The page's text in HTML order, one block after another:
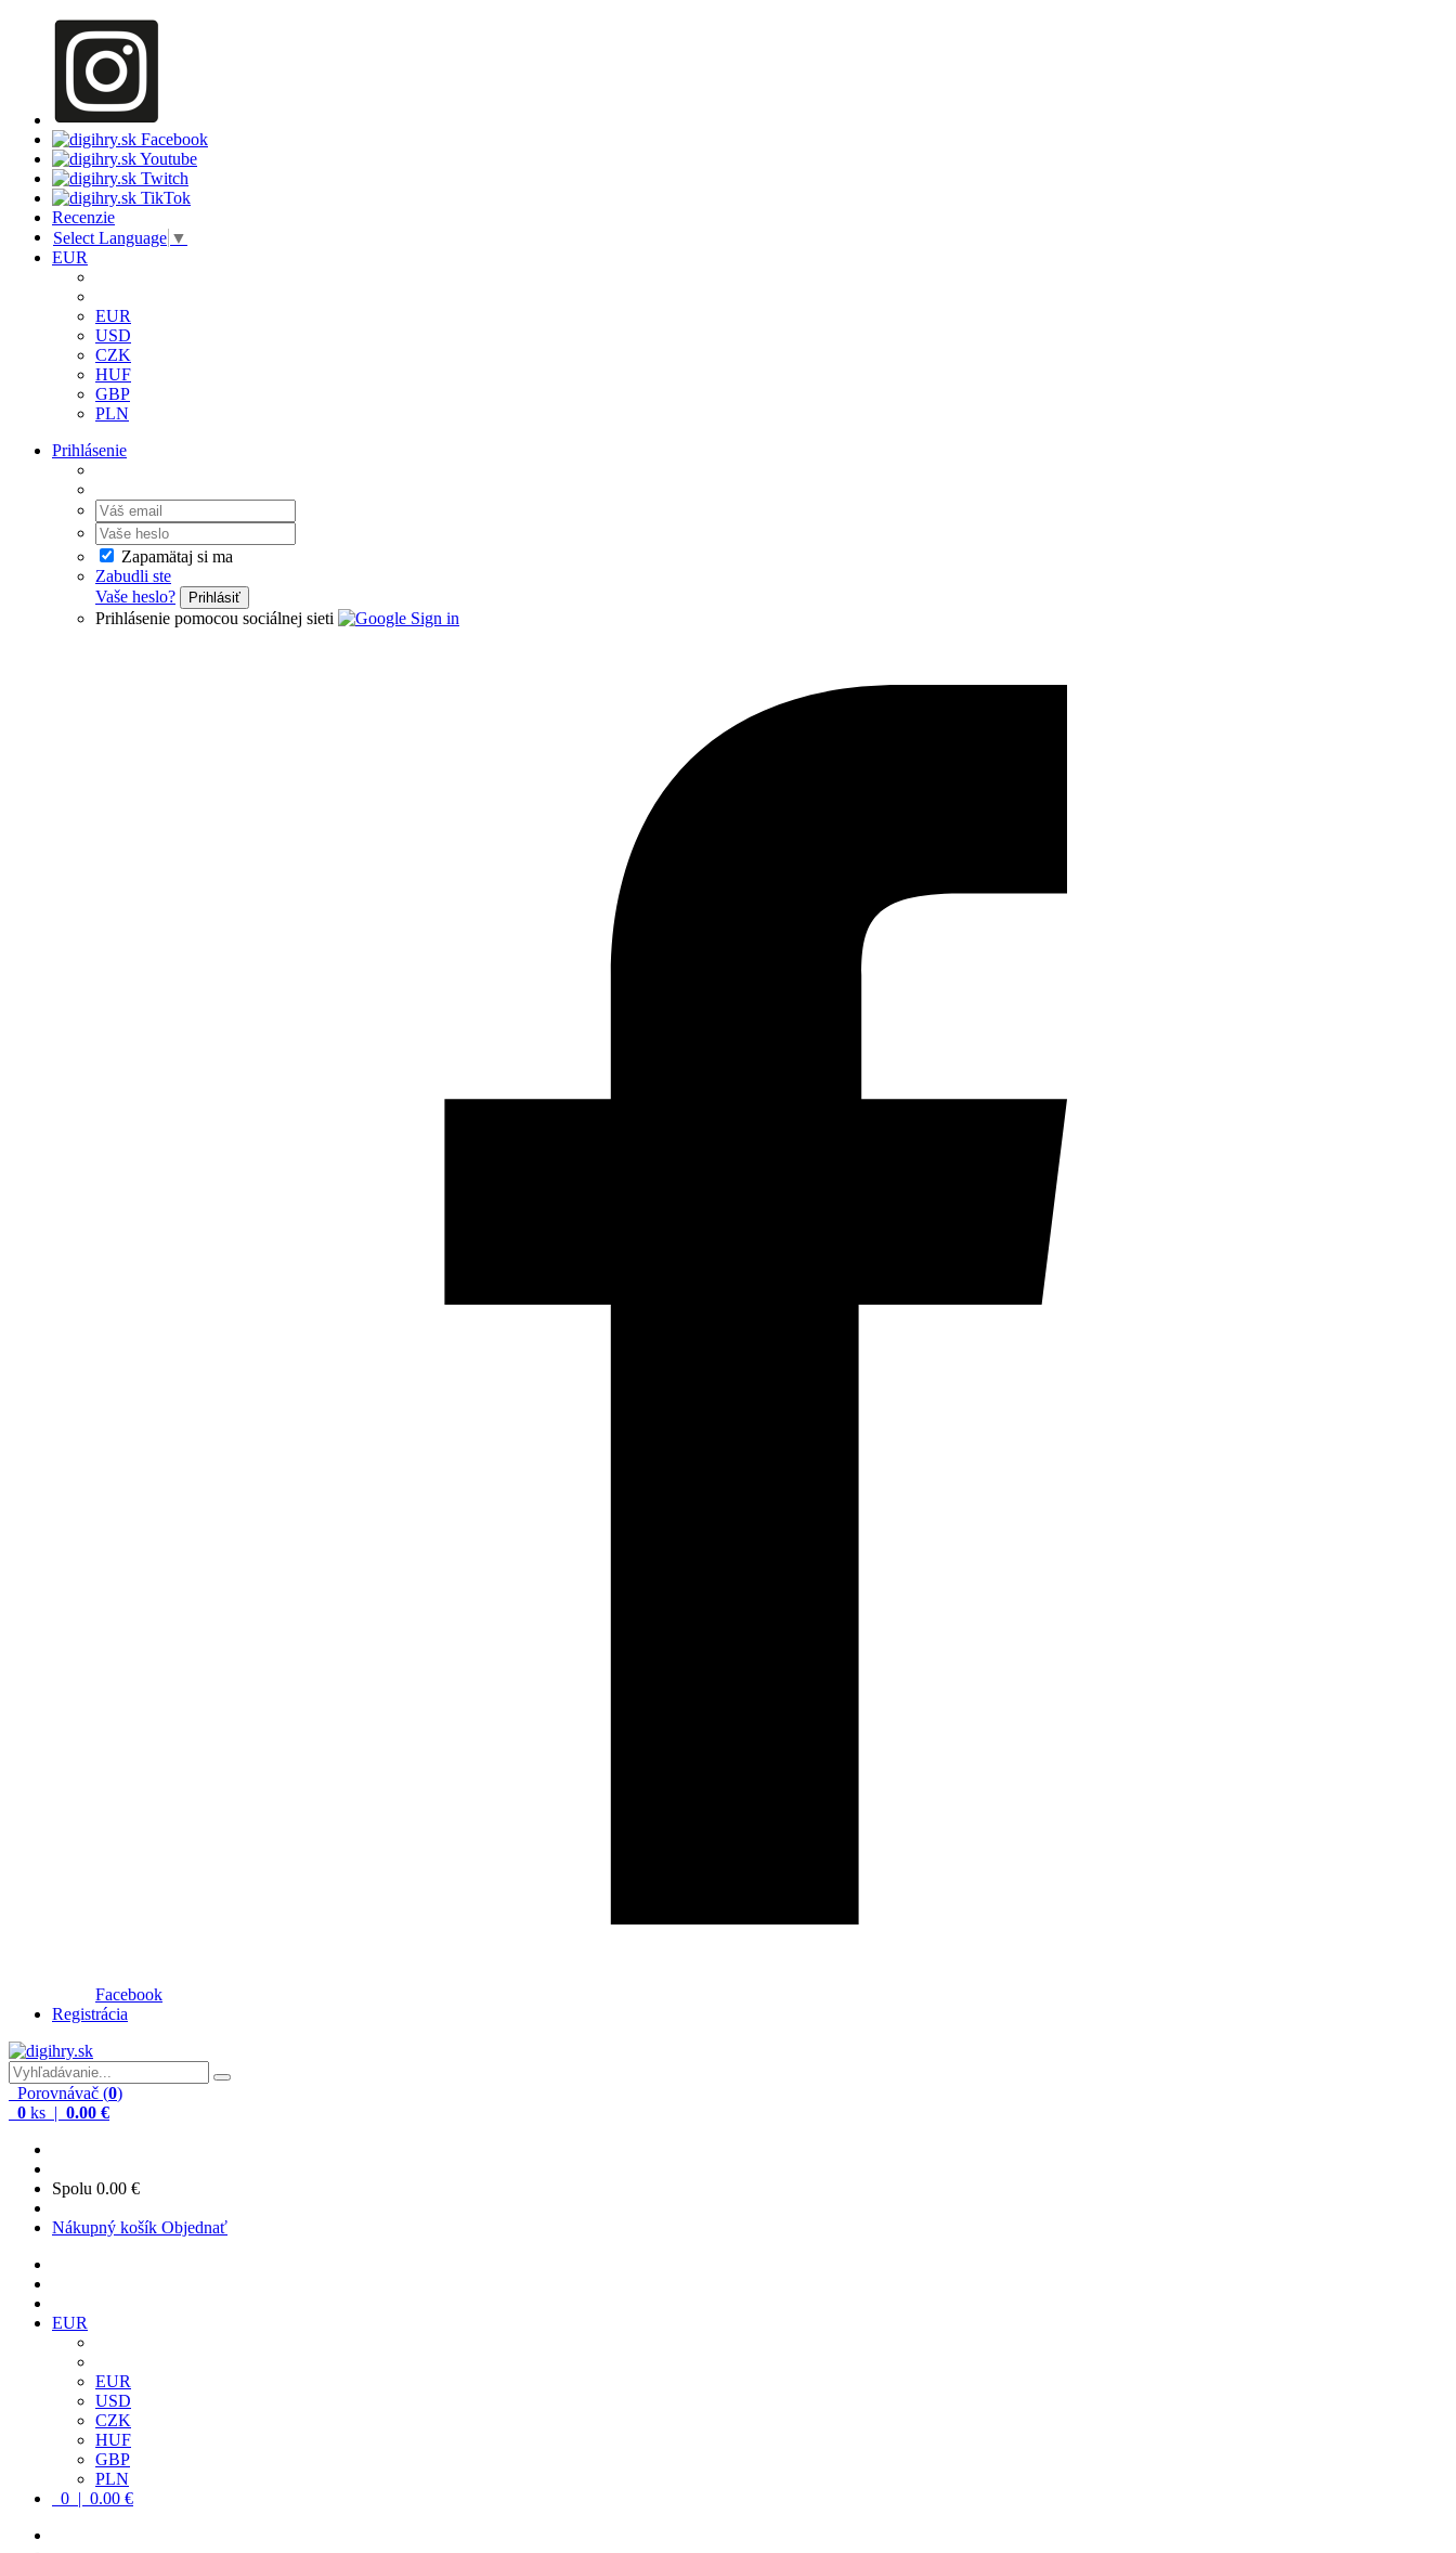
Recenzie
Select Language ▼
EUR
EUR
USD
CZK
HUF
GBP
PLN
Prihlásenie
Zapamätaj si ma
Zabudli ste
Vaše heslo?
Prihlásiť
Prihlásenie pomocou sociálnej sieti
Facebook
Registrácia
Porovnávač (0)
0 ks | 0.00 €
Spolu 0.00 €
Nákupný košík Objednať
EUR
EUR
USD
CZK
HUF
GBP
PLN
0 | 0.00 €